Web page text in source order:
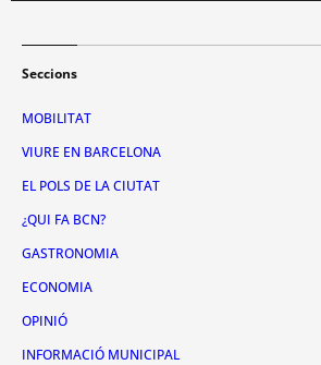
Seccions
MOBILITAT
VIURE EN BARCELONA
EL POLS DE LA CIUTAT
¿QUI FA BCN?
GASTRONOMIA
ECONOMIA
OPINIÓ
INFORMACIÓ MUNICIPAL